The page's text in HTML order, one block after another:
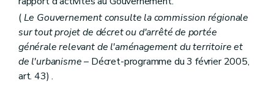
Titre VII Des dispositions fiscales
Art. 160
Titre VIII Dispositions abrogatoires et transitoires des lois du 29 mars 1962 et du 22 décembre 1970
Art. 161
Art. 163
(Le Gouvernement consulte la commission régionale
sur tout projet de décret ou d'arrêté de portée
générale relevant de l'aménagement du territoire et
de l'urbanisme– Décret-programme du 3 février 2005,
art. 43) .